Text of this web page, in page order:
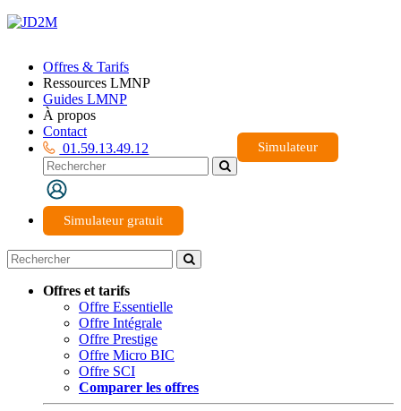
Offres & Tarifs
Ressources LMNP
Guides LMNP
À propos
Contact
01.59.13.49.12
Simulateur gratuit
Simulateur
Offres et tarifs
Offre Essentielle
Offre Intégrale
Offre Prestige
Offre Micro BIC
Offre SCI
Comparer les offres